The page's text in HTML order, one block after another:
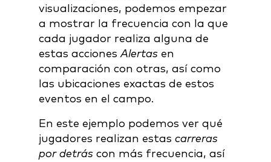
visualizaciones, podemos empezar
a mostrar la frecuencia con la que
cada jugador realiza alguna de
estas accionesAlertas en
comparación con otras, así como
las ubicaciones exactas de estos
eventos en el campo.
En este ejemplo podemos ver qué
jugadores realizan estas carreras
por detrás con más frecuencia, así